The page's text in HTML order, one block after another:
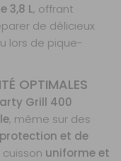
3,8 L, offrant
de délicieux
lors de pique-
OPTIMALES
Grill 400
, même sur des
et de
uniforme et